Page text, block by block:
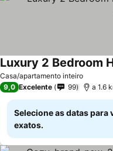
Casa/apartamento inteiro
9,0 Excelente 99 a 1.6
Selecione as datas para
exatos.